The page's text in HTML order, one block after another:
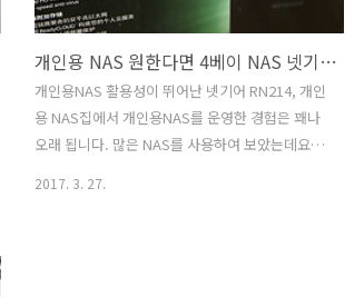
개인용 NAS 원한다면 4베이 NAS 넷기어 RN214 써보니, 전문적인 개인용NAS
개인용NAS 활용성이 뛰어난 넷기어 RN214, 개인
용 NAS집에서 개인용NAS를 운영한 경험은 꽤나
오래 됩니다. 많은 NAS를 사용하여 보았는데요.
2017. 3. 27.